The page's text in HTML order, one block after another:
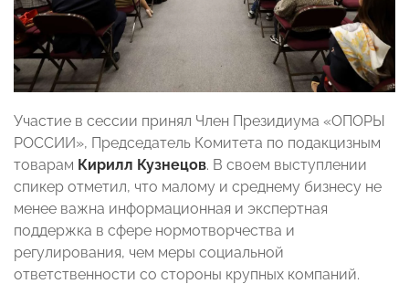
Участие в сессии принял Член Президиума «ОПОРЫ
РОССИИ», Председатель Комитета по подакцизным
товарам Кирилл Кузнецов. В своем выступлении
спикер отметил, что малому и среднему бизнесу не
менее важна информационная и экспертная
поддержка в сфере нормотворчества и
регулирования, чем меры социальной
ответственности со стороны крупных компаний.